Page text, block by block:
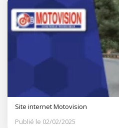
Site internet Motovision
Publié le 02/02/2025